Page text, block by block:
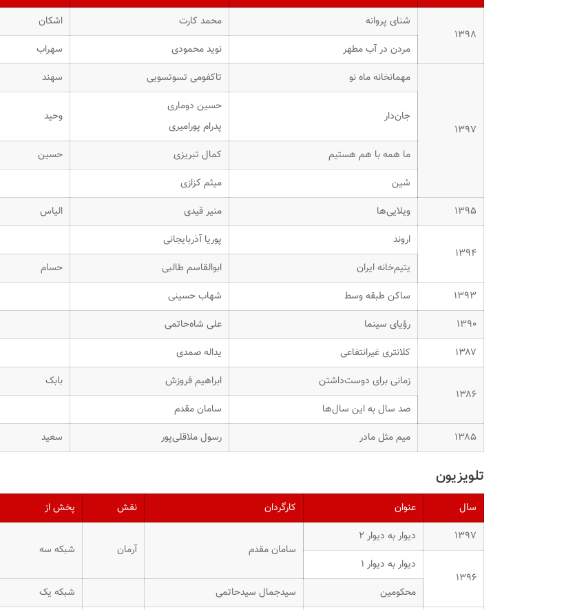
۱۳۹۸
شنای پروانه محمد کارت
اشکان
مردن در آب مطهر
نوید محمودی سهراب
۱۳۹۷
مهمانخانه ماه نو تاکفومی تسوتسویی سهند
جان‌دار
حسین دوماری
پدرام پورامیری
وحید
ما همه با هم هستیم کمال تبریزی
حسین
شین
میثم کزازی
۱۳۹۵
ویلایی‌ها منیر قیدی الیاس
۱۳۹۴
اروند
پوریا آذربایجانی
یتیم‌خانه ایران
ابوالقاسم طالبی
حسام
۱۳۹۳
ساکن طبقه وسط
شهاب حسینی
۱۳۹۰
رؤیای سینما
علی شاه‌حاتمی
۱۳۸۷
کلانتری غیرانتفاعی یداله صمدی
۱۳۸۶
زمانی برای دوست‌داشتن ابراهیم فروزش
بابک
صد سال به این سال‌ها
سامان مقدم
۱۳۸۵
میم مثل مادر رسول ملاقلی‌پور سعید
تلویزیون
سال عنوان کارگردان نقش
پخش از
۱۳۹۷
دیوار به دیوار ۲
سامان مقدم
آرمان
شبکه سه
۱۳۹۶
دیوار به دیوار ۱
محکومین
سیدجمال سیدحاتمی
شبکه یک